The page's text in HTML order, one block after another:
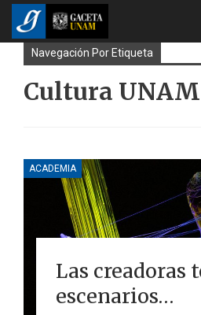
Navegación Por Etiqueta
Cultura UNAM
ACADEMIA
Las creadoras
escenarios…